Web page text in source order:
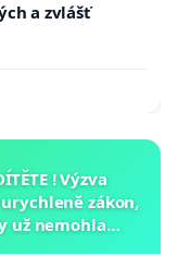
a zvlášť
! Výzva
zákon,
už nemohla